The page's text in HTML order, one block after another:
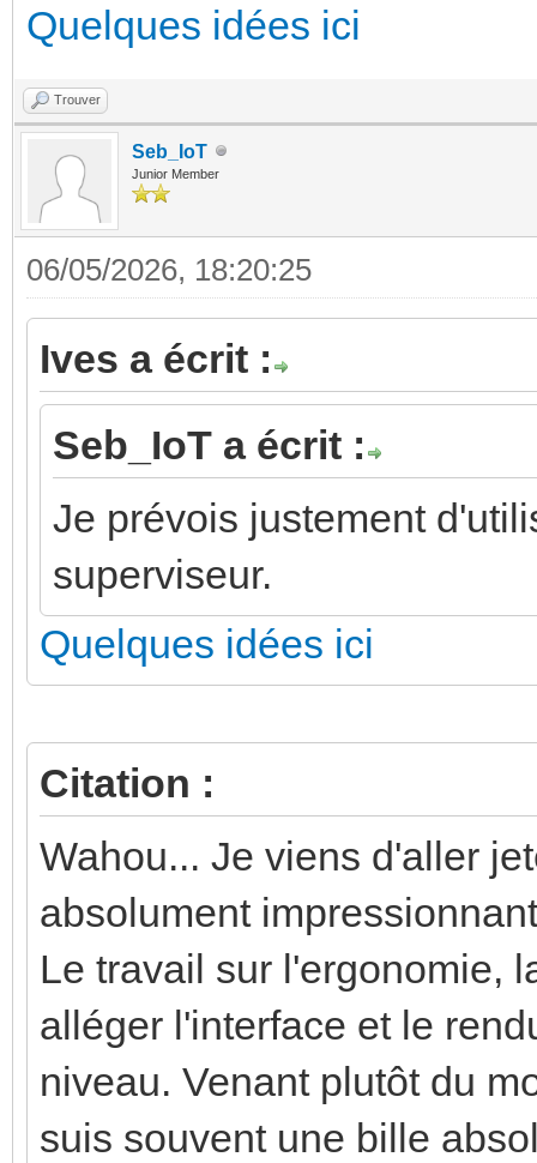
Quelques idées ici
Trouver
Seb_IoT
Junior Member
06/05/2026, 18:20:25
Ives a écrit :
Seb_IoT a écrit :
Je prévois justement
superviseur.
Quelques idées ici
Citation :
Wahou... Je viens d'aller
absolument
Le travail sur l'ergonomie,
alléger l'interface et le
niveau. Venant plutôt du
suis souvent une bille